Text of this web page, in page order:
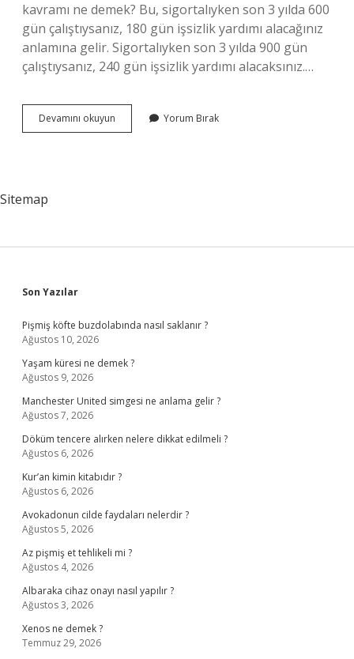
kavramı ne demek? Bu, sigortalıyken son 3 yılda 600
gün çalıştıysanız, 180 gün işsizlik yardımı alacağınız
anlamına gelir. Sigortalıyken son 3 yılda 900 gün
çalıştıysanız, 240 gün işsizlik yardımı alacaksınız.…
Devamını okuyun
Maaşı
Yorum Bırak
Sitemap
Sidebar
Son Yazılar
Pişmiş köfte buzdolabında nasıl saklanır ?
Ağustos 10, 2026
Yaşam küresi ne demek ?
Ağustos 9, 2026
Manchester United simgesi ne anlama gelir ?
Ağustos 7, 2026
Döküm tencere alırken nelere dikkat edilmeli ?
Ağustos 6, 2026
Kur’an kimin kitabıdır ?
Ağustos 6, 2026
Avokadonun cilde faydaları nelerdir ?
Ağustos 5, 2026
Az pişmiş et tehlikeli mi ?
Ağustos 4, 2026
Albaraka cihaz onayı nasıl yapılır ?
Ağustos 3, 2026
Xenos ne demek ?
Temmuz 29, 2026